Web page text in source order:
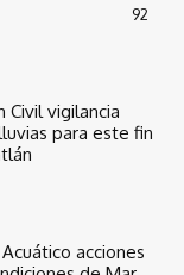
92
Civil vigilancia
para este fin
acciones